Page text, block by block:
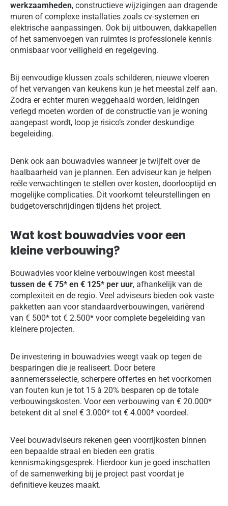
werkzaamheden, constructieve wijzigingen aan dragende
muren of complexe installaties zoals cv-systemen en
elektrische aanpassingen. Ook bij uitbouwen, dakkapellen
of het samenvoegen van ruimtes is professionele kennis
onmisbaar voor veiligheid en regelgeving.
Bij eenvoudige klussen zoals schilderen, nieuwe vloeren
of het vervangen van keukens kun je het meestal zelf aan.
Zodra er echter muren weggehaald worden, leidingen
verlegd moeten worden of de constructie van je woning
aangepast wordt, loop je risico’s zonder deskundige
begeleiding.
Denk ook aan bouwadvies wanneer je twijfelt over de
haalbaarheid van je plannen. Een adviseur kan je helpen
reële verwachtingen te stellen over kosten, doorlooptijd en
mogelijke complicaties. Dit voorkomt teleurstellingen en
budgetoverschrijdingen tijdens het project.
Wat kost bouwadvies voor een
kleine verbouwing?
Bouwadvies voor kleine verbouwingen kost meestal
tussen de € 75* en € 125* per uur, afhankelijk van de
complexiteit en de regio. Veel adviseurs bieden ook vaste
pakketten aan voor standaardverbouwingen, variërend
van € 500* tot € 2.500* voor complete begeleiding van
kleinere projecten.
De investering in bouwadvies weegt vaak op tegen de
besparingen die je realiseert. Door betere
aannemersselectie, scherpere offertes en het voorkomen
van fouten kun je tot 15 à 20% besparen op de totale
verbouwingskosten. Voor een verbouwing van € 20.000*
betekent dit al snel € 3.000* tot € 4.000* voordeel.
Veel bouwadviseurs rekenen geen voorrijkosten binnen
een bepaalde straal en bieden een gratis
kennismakingsgesprek. Hierdoor kun je goed inschatten
of de samenwerking bij je project past voordat je
definitieve keuzes maakt.